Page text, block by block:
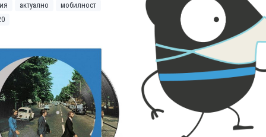
актуално
мобилност